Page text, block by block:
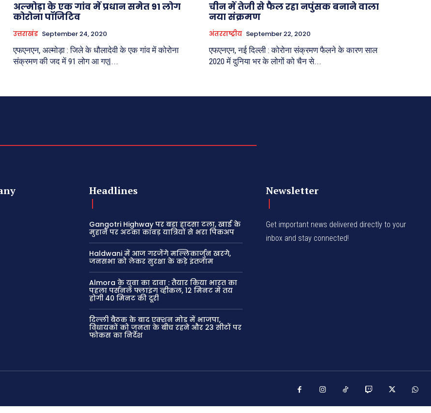
अल्मोड़ा के एक गांव में प्रधान समेत 91 लोग
कोरोना पाॅजिटिव
उत्तराखंड September 24, 2020
एफएनएन, अल्मोड़ा : जिले के धौलादेवी के एक गांव में कोरोना
संक्रमण की जद में 91 लोग आ गए|...
चीन में तेजी से फैल रहा नपुंसक बनाने वाला
नया संक्रमण
अंतरराष्ट्रीय September 22, 2020
एफएनएन, नई दिल्ली : कोरोना संक्रमण फैलने के कारण साल
2020 में दुनिया भर के लोगों को चैन से...
Headlines
Gangotri Highway पर बड़ा हादसा टला, खाई के
मुहाने पर अटका कांवड़ यात्रियों से भरा पिकअप
Haldwani में आज गरजेंगे मल्लिकार्जुन खरगे,
जनसभा को लेकर सुरक्षा के कड़े इंतजाम
Almora के युवा का दावा : तैयार किया भारत का
पहला पर्सनल फ्लाइंग व्हीकल, 12 मिनट में तय
होगी 40 मिनट की दूरी
दिल्ली बैठक के बाद एक्शन मोड में भाजपा,
विधायकों को जनता के बीच रहने और 23 सीटों पर
फोकस का निर्देश
Newsletter
Get important news delivered directly to your
inbox and stay connected!